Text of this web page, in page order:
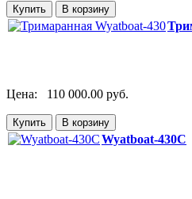
Цена: 110 000.00 руб.
Wyatboat-430C